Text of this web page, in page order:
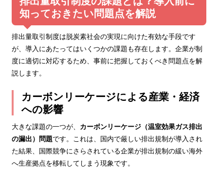
知っておきたい問題点を解説
排出量取引制度は脱炭素社会の実現に向けた有効な手段です
が、導入にあたってはいくつかの課題も存在します。企業が制
度に適切に対応するため、事前に把握しておくべき問題点を解
説します。
カーボンリーケージによる産業・経済
への影響
大きな課題の一つが、 カーボンリーケージ（温室効果ガス排出
の漏出）問題です。これは、国内で厳しい排出規制が導入され
た結果、国際競争にさらされている企業が排出規制の緩い海外
へ生産拠点を移転してしまう現象です。